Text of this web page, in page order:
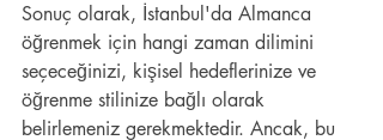
Sonuç olarak, İstanbul'da Almanca
öğrenmek için hangi zaman dilimini
seçeceğinizi, kişisel hedeflerinize ve
öğrenme stilinize bağlı olarak
belirlemeniz gerekmektedir. Ancak, bu